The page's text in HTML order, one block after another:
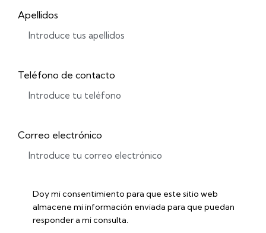
Apellidos
Teléfono de contacto
Correo electrónico
Doy mi consentimiento para que este sitio web
almacene mi información enviada para que puedan
responder a mi consulta.